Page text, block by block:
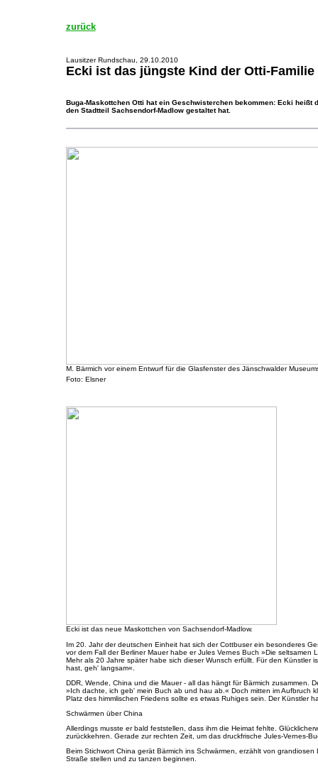
zurück
Lausitzer Rundschau, 29.10.2010
Ecki ist das jüngste Kind der Otti-Familie
Buga-Maskottchen Otti hat ein Geschwisterchen bekommen: Ecki
den Stadtteil Sachsendorf-Madlow gestaltet hat.
M. Bärmich vor einem Entwurf für die Glasfenster des Jänschwalder
Foto: Elsner
Ecki ist das neue Maskottchen von Sachsendorf-Madlow.
Im 20. Jahr der deutschen Einheit hat sich der Cottbuser ein besonderes
vor dem Fall der Berliner Mauer habe er Jules Vernes Buch »Die seltsamen
Mehr als 20 Jahre später habe sich dieser Wunsch erfüllt. Für den
hast, geh' langsam«.
DDR, Wende, China und die Mauer - all das hängt für Bärmich zusammen.
»Ich dachte, ich geb' mein Buch ab und hau ab.« Doch mitten im Aufbruch
Platz des himmlischen Friedens sollte es etwas Ruhiges sein. Der Künstler
Schwärmen über China
Allerdings musste er bald feststellen, dass ihm die Heimat fehlte.
zurückkehren. Gerade zur rechten Zeit, um das druckfrische Jules-Vernes-
Beim Stichwort China gerät Bärmich ins Schwärmen, erzählt von
Straße stellen und zu tanzen beginnen.